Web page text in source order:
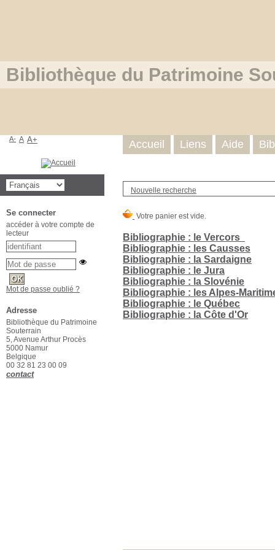
Bibliothèque du Patrimoine
Nouvelle recherche
Bibliographie : le Vercors
Bibliographie : les Causses
Bibliographie : la Sardaigne
Bibliographie : le Jura
Bibliographie : la Slovénie
Bibliographie : les Alpes-
Bibliographie : le Québec
Bibliographie : la Côte d'Or
Accueil Liens Aide
A- A A+
Se connecter
accéder à votre compte de
lecteur
Mot de passe oublié ?
Adresse
Bibliothèque du Patrimoine
Souterrain
5, Avenue Arthur Procès
5000 Namur
Belgique
00 32 81 23 00 09
contact